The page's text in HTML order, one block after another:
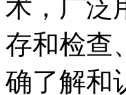
术，广泛
存和检查
确了解和